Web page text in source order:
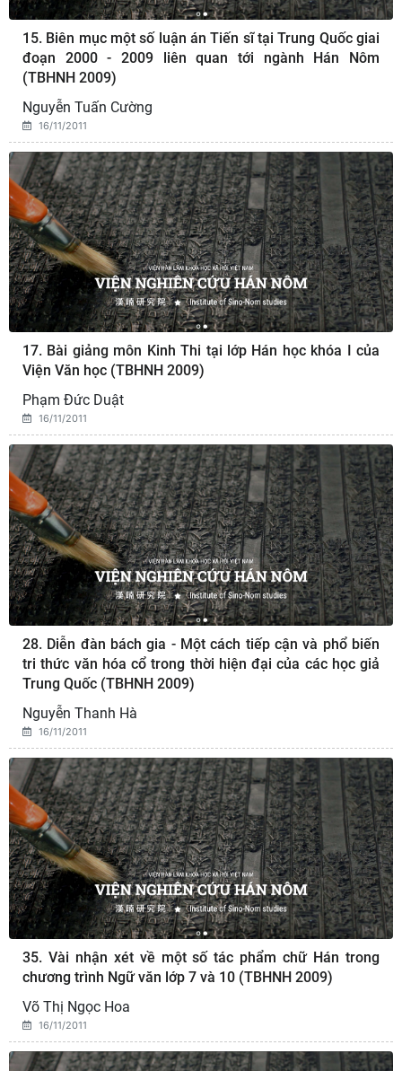
15. Biên mục một số luận án Tiến sĩ tại Trung Quốc giai
đoạn 2000 - 2009 liên quan tới ngành Hán Nôm
(TBHNH 2009)
Nguyễn Tuấn Cường
16/11/2011
17. Bài giảng môn Kinh Thi tại lớp Hán học khóa I của
Viện Văn học (TBHNH 2009)
Phạm Đức Duật
16/11/2011
28. Diễn đàn bách gia - Một cách tiếp cận và phổ biến
tri thức văn hóa cổ trong thời hiện đại của các học giả
Trung Quốc (TBHNH 2009)
Nguyễn Thanh Hà
16/11/2011
35. Vài nhận xét về một số tác phẩm chữ Hán trong
chương trình Ngữ văn lớp 7 và 10 (TBHNH 2009)
Võ Thị Ngọc Hoa
16/11/2011